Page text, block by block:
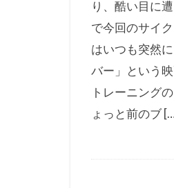
り、酷い目に
で今回のサイ
はいつも突然
バー」という
トレーニング
ょっと前のブ